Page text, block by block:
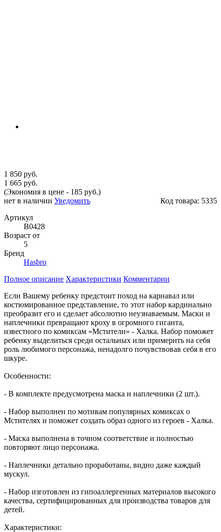
1 850 руб.
1 665 руб.
(Экономия в цене - 185 руб.)
Код товара: 5335
нет в наличии Уведомить
Артикул
B0428
Возраст от
5
Бренд
Hasbro
Полное описание Характеристики Комментарии
Если Вашему ребенку предстоит поход на карнавал или
костюмированное представление, то этот набор кардинально
преобразит его и сделает абсолютно неузнаваемым. Маски и
наплечники превращают кроху в огромного гиганта,
известного по комиксам «Мстители» - Халка. Набор поможет
ребенку выделиться среди остальных или примерить на себя
роль любимого персонажа, ненадолго почувствовав себя в его
шкуре.
Особенности:
- В комплекте предусмотрена маска и наплечники (2 шт.).
- Набор выполнен по мотивам популярных комиксах о
Мстителях и поможет создать образ одного из героев - Халка.
- Маска выполнена в точном соответствие и полностью
повторяют лицо персонажа.
- Наплечники детально проработаны, видно даже каждый
мускул.
- Набор изготовлен из гипоаллергенных материалов высокого
качества, сертифицированных для производства товаров для
детей.
Характеристики: